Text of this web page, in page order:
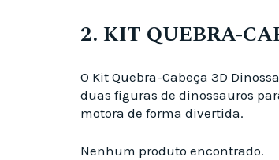
2. KIT QUEBRA-
O Kit Quebra-Cabeça 3D
duas figuras de dinossauros
motora de forma divertida.
Nenhum produto encontrado.